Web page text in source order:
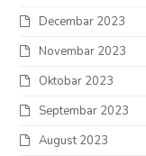
Decembar 2023
Novembar 2023
Oktobar 2023
Septembar 2023
August 2023